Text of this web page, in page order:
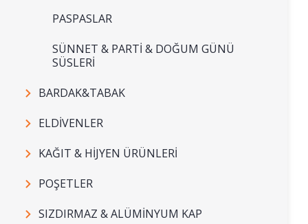
PASPASLAR
SÜNNET & PARTİ & DOĞUM GÜNÜ
SÜSLERİ
BARDAK&TABAK
ELDİVENLER
KAĞIT & HİJYEN ÜRÜNLERİ
POŞETLER
SIZDIRMAZ & ALÜMİNYUM KAP